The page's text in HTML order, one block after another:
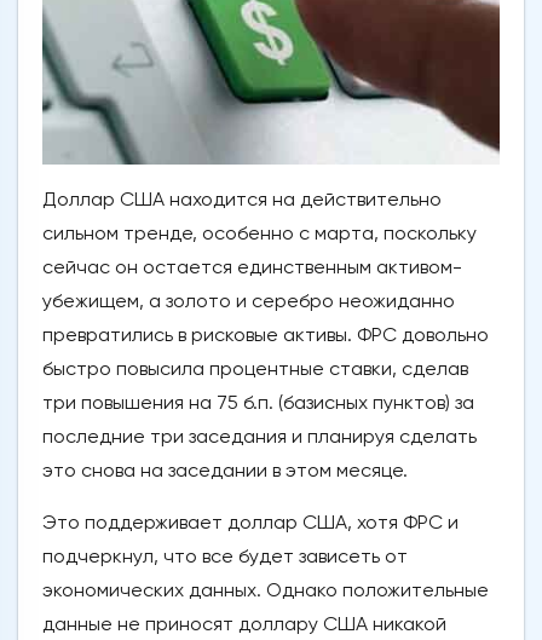
Доллар США находится на действительно
сильном тренде, особенно с марта, поскольку
сейчас он остается единственным активом-
убежищем, а золото и серебро неожиданно
превратились в рисковые активы. ФРС довольно
быстро повысила процентные ставки, сделав
три повышения на 75 б.п. (базисных пунктов) за
последние три заседания и планируя сделать
это снова на заседании в этом месяце.
Это поддерживает доллар США, хотя ФРС и
подчеркнул, что все будет зависеть от
экономических данных. Однако положительные
данные не приносят доллару США никакой